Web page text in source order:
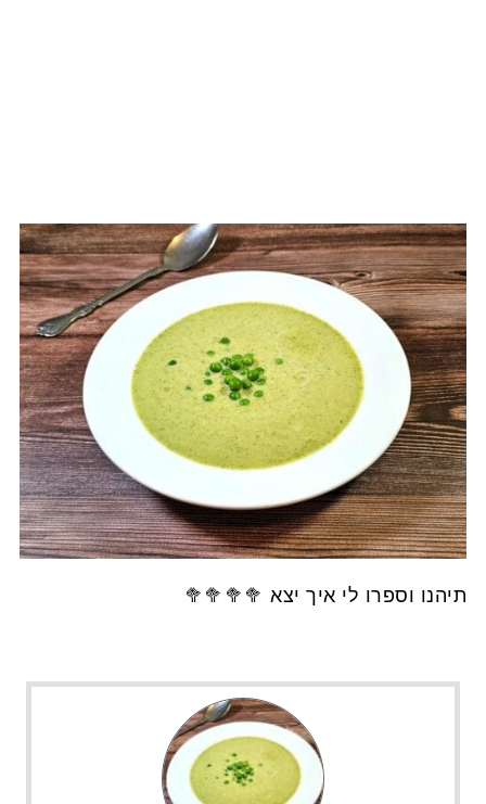
תיהנו וספרו לי איך יצא 🥦🥦🥦🥦